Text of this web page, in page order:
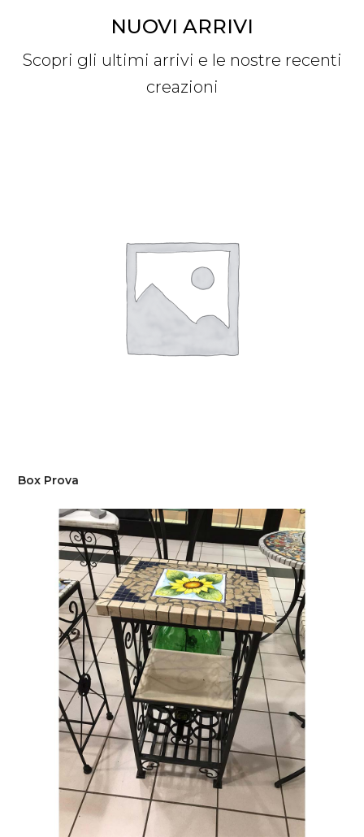
NUOVI ARRIVI
Scopri gli ultimi arrivi e le nostre recenti
creazioni
Box Prova